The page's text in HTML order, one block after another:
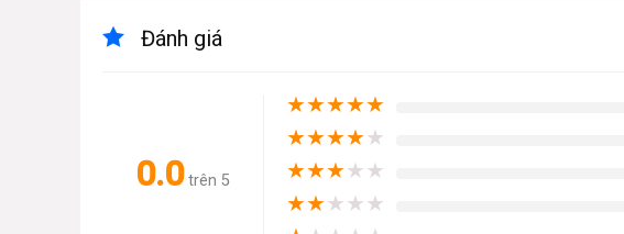
Đánh giá
0.0 trên 5
★★★★★
★★★★★
★★★★★
★★★★★